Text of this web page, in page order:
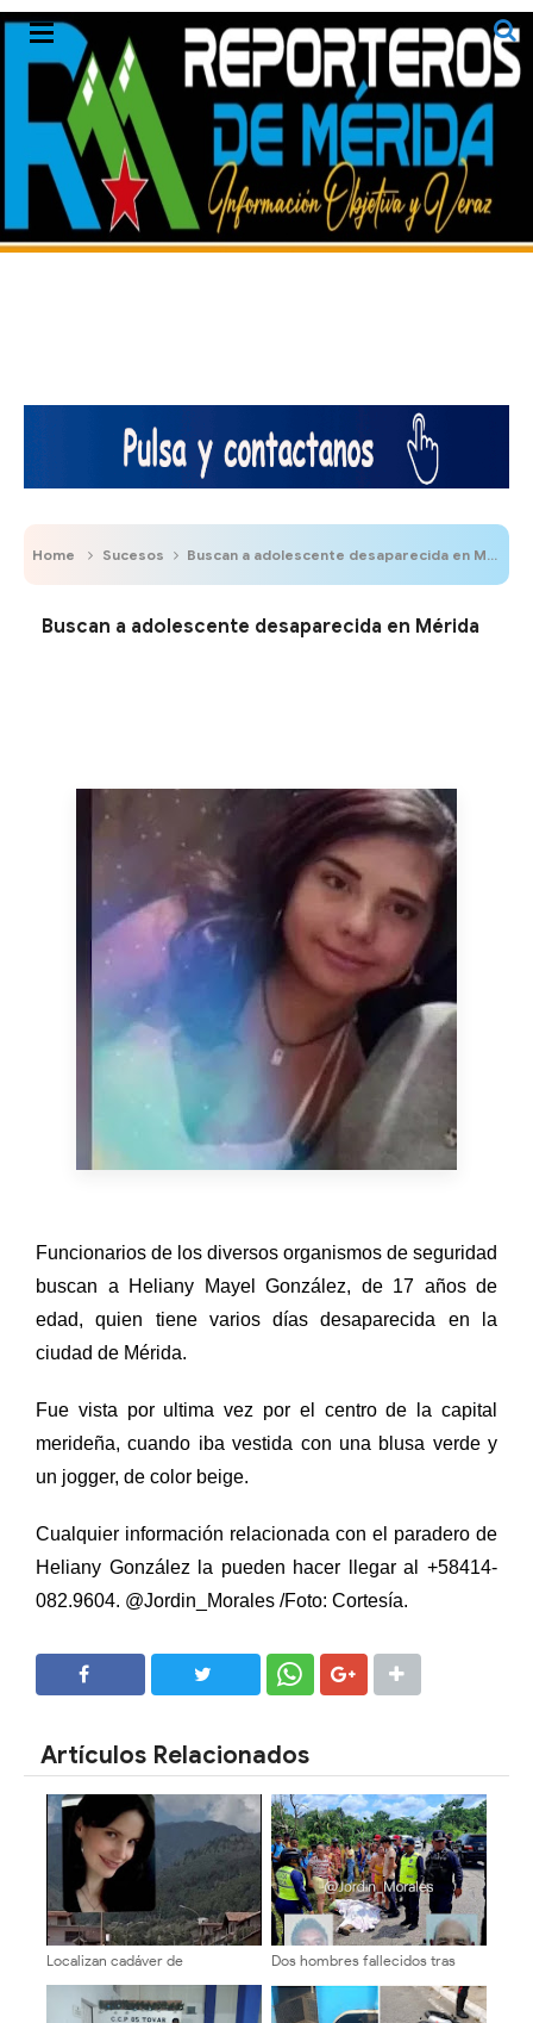
Home Sucesos Buscan a adolescente desaparecida en Mérida
Buscan a adolescente desaparecida en Mérida
Funcionarios de los diversos organismos de seguridad
buscan a Heliany Mayel González, de 17 años de
edad, quien tiene varios días desaparecida en la
ciudad de Mérida.
Fue vista por ultima vez por el centro de la capital
merideña, cuando iba vestida con una blusa verde y
un jogger, de color beige.
Cualquier información relacionada con el paradero de
Heliany González la pueden hacer llegar al +58414-
082.9604. @Jordin_Morales /Foto: Cortesía.
Artículos Relacionados
Localizan cadáver de
en la urbanización La Mata
Dos hombres fallecidos tras